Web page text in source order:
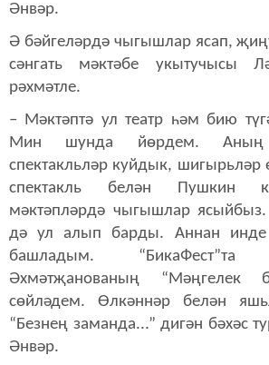
Әнвәр.
Ә бәйгеләрдә чыгышлар ясап,
сәнгать мәктәбе укытучысы
рәхмәтле.
– Мәктәптә ул театр һәм бию
Мин шунда йөрдем. Аның
спектакльләр куйдык, шигырьләр
спектакль белән Пушкин
мәктәпләрдә чыгышлар ясыйбыз.
дә ул алып барды. Аннан
башладым.
Әхмәтҗанованың “Мәңгелек
сөйләдем. Өлкәннәр белән
“Безнең заманда...” дигән бәхәс
Әнвәр.